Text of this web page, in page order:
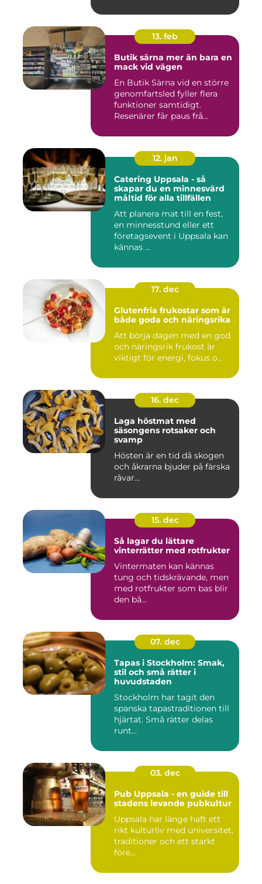
13. feb
Butik särna mer än bara en
mack vid vägen
En Butik Särna vid en större
genomfartsled fyller flera
funktioner samtidigt.
Resenärer får paus frå...
12. jan
Catering Uppsala - så
skapar du en minnesvärd
måltid för alla tillfällen
Att planera mat till en fest,
en minnesstund eller ett
företagsevent i Uppsala kan
kännas ...
17. dec
Glutenfria frukostar som är
både goda och näringsrika
Att börja dagen med en god
och näringsrik frukost är
viktigt för energi, fokus o...
16. dec
Laga höstmat med
säsongens rotsaker och
svamp
Hösten är en tid då skogen
och åkrarna bjuder på färska
råvar...
15. dec
Så lagar du lättare
vinterrätter med rotfrukter
Vintermaten kan kännas
tung och tidskrävande, men
med rotfrukter som bas blir
den bå...
07. dec
Tapas i Stockholm: Smak,
stil och små rätter i
huvudstaden
Stockholm har tagit den
spanska tapastraditionen till
hjärtat. Små rätter delas
runt...
03. dec
Pub Uppsala - en guide till
stadens levande pubkultur
Uppsala har länge haft ett
rikt kulturliv med universitet,
traditioner och ett starkt
före...